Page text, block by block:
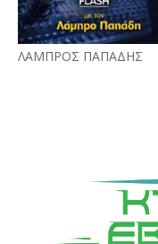
ΛΑΜΠΡΟΣ ΠΑΠΑΔΗΣ